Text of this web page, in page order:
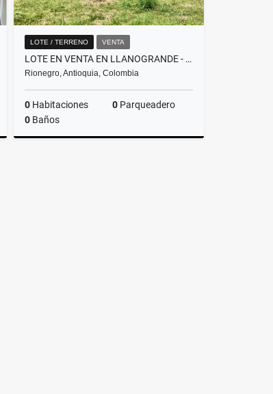
LOTE / TERRENO VENTA
LOTE EN VENTA EN LLANOGRANDE - CON NORMA PARA CONDOMINIO
Rionegro, Antioquia, Colombia
0 Habitaciones 0 Parqueadero
0 Baños